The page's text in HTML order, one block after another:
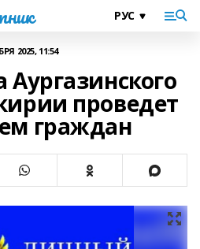
2025, 11:54
Аургазинского
проведет
граждан